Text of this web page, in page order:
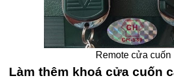
Remote cửa cuốn
Làm thêm khoá cửa cuốn